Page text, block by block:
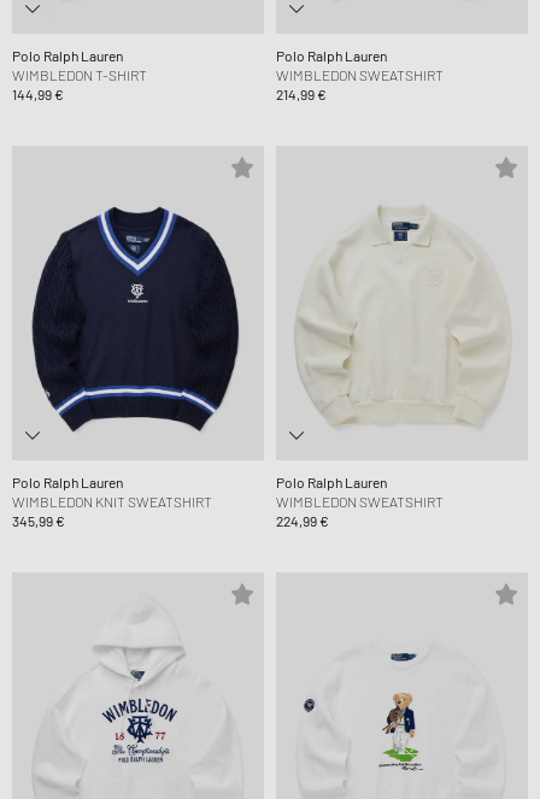
Polo Ralph Lauren
WIMBLEDON T-SHIRT
144,99 €
Polo Ralph Lauren
WIMBLEDON SWEATSHIRT
214,99 €
Polo Ralph Lauren
WIMBLEDON KNIT SWEATSHIRT
345,99 €
Polo Ralph Lauren
WIMBLEDON SWEATSHIRT
224,99 €